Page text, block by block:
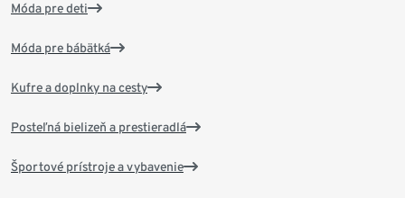
Móda pre deti
Móda pre bábätká
Kufre a doplnky na cesty
Posteľná bielizeň a prestieradlá
Športové prístroje a vybavenie